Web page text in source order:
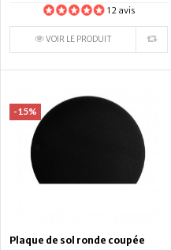
12 avis
VOIR LE PRODUIT
-15%
Plaque de sol ronde coupée